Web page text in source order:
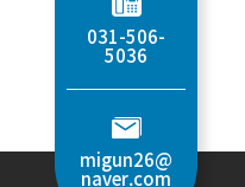
031-506-
5036
migun26@
naver.com